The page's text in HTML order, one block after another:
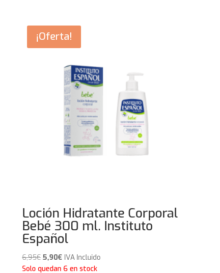
5,95€.3,80€.
¡Oferta!
Loción Hidratante Corporal
Bebé 300 ml. Instituto
Español
6,95€ El
precio
5,90€El
precio
IVA Incluido
Solo quedan 6 en stock